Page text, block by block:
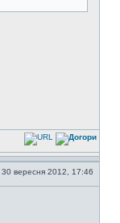
30 вересня 2012, 17:46